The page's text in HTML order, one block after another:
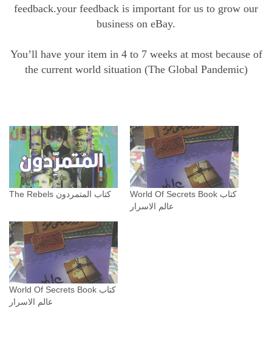
feedback.your feedback is important for us to grow our
business on eBay.
You’ll have your item in 4 to 7 weeks at most because of
the current world situation (The Global Pandemic)
The Rebels كتاب المتمردون
World Of Secrets Book كتاب
عالم الاسرار
World Of Secrets Book كتاب
عالم الاسرار